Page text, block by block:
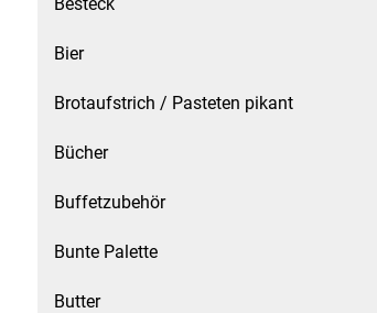
Spielzeug & Baby
Zubehör
Butter
Cateringzubehör
Convenience Obst & Gemüse
Dekoration
Bier
Brotaufstrich / Pasteten pikant
Bücher
Buffetzubehör
Bunte Palette
Butter